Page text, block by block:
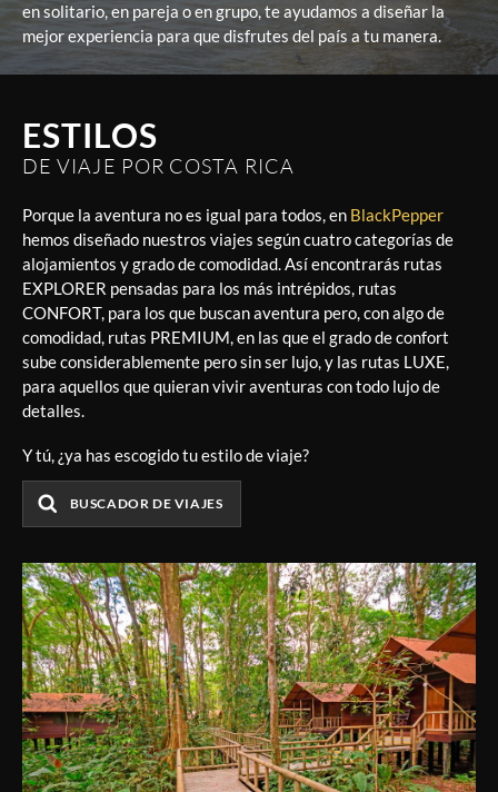
en solitario, en pareja o en grupo, te ayudamos a diseñar la
mejor experiencia para que disfrutes del país a tu manera.
ESTILOS
DE VIAJE POR COSTA RICA
Porque la aventura no es igual para todos, en BlackPepper
hemos diseñado nuestros viajes según cuatro categorías de
alojamientos y grado de comodidad. Así encontrarás rutas
EXPLORER pensadas para los más intrépidos, rutas
CONFORT, para los que buscan aventura pero, con algo de
comodidad, rutas PREMIUM, en las que el grado de confort
sube considerablemente pero sin ser lujo, y las rutas LUXE,
para aquellos que quieran vivir aventuras con todo lujo de
detalles.
Y tú, ¿ya has escogido tu estilo de viaje?
BUSCADOR DE VIAJES